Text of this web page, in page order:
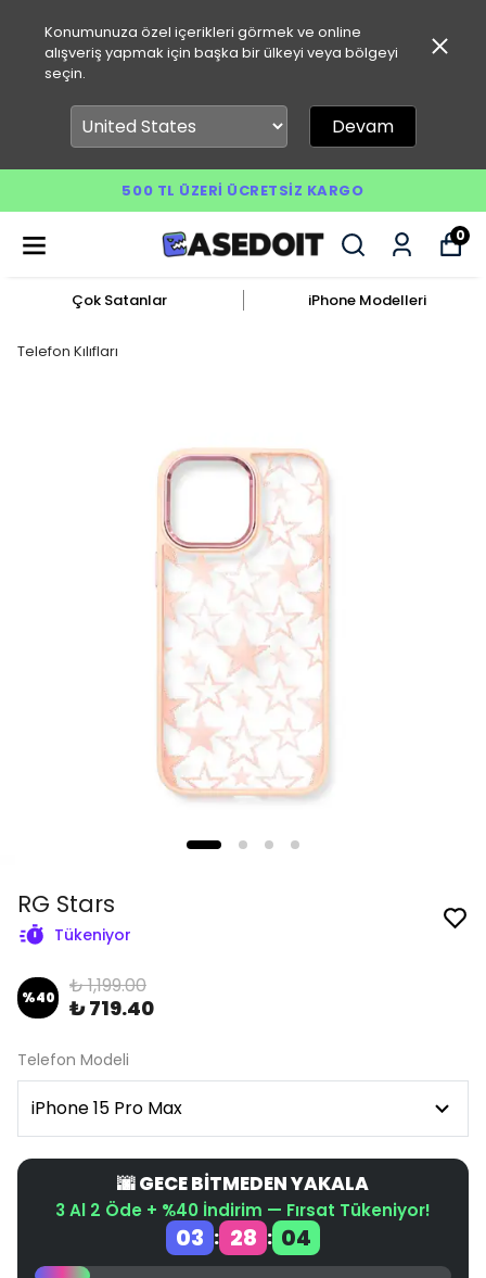
Konumunuza özel içerikleri görmek ve online
alışveriş yapmak için başka bir ülkeyi veya bölgeyi
seçin.
Devam
500 TL ÜZERI ÜCRETSIZ KARGO
0
Çok Satanlar iPhone Modelleri
Telefon Kılıfları
RG Stars
Tükeniyor
%40 ₺ 1,199.00
₺ 719.40
Telefon Modeli
🌆 GECE BİTMEDEN YAKALA
3 Al 2 Öde + %40 İndirim — Fırsat Tükeniyor!
03 : 28 : 04